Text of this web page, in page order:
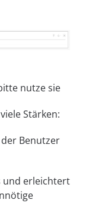
nutze sie
Stärken:
Benutzer
und erleichtert